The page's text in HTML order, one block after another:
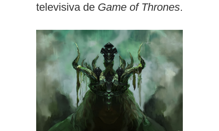
televisiva de Game of Thrones.